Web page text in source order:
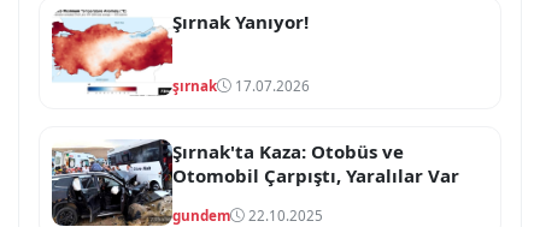
Şırnak Yanıyor!
şırnak 17.07.2026
Şırnak'ta Kaza: Otobüs ve
Otomobil Çarpıştı, Yaralılar Var
gundem 22.10.2025